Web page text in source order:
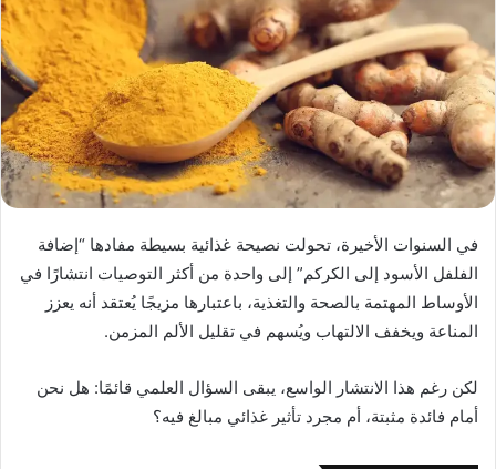
في السنوات الأخيرة، تحولت نصيحة غذائية بسيطة مفادها “إضافة
الفلفل الأسود إلى الكركم” إلى واحدة من أكثر التوصيات انتشارًا في
الأوساط المهتمة بالصحة والتغذية، باعتبارها مزيجًا يُعتقد أنه يعزز
المناعة ويخفف الالتهاب ويُسهم في تقليل الألم المزمن.
لكن رغم هذا الانتشار الواسع، يبقى السؤال العلمي قائمًا: هل نحن
أمام فائدة مثبتة، أم مجرد تأثير غذائي مبالغ فيه؟